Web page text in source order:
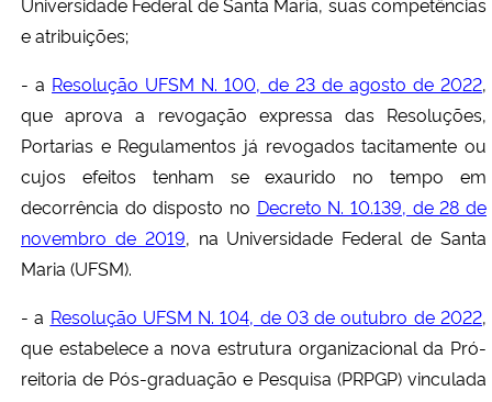
e atribuições;
- a Resolução UFSM N. 100, de 23 de agosto de 2022,
que aprova a revogação expressa das Resoluções,
Portarias e Regulamentos já revogados tacitamente ou
cujos efeitos tenham se exaurido no tempo em
decorrência do disposto no Decreto N. 10.139, de 28 de
novembro de 2019, na Universidade Federal de Santa
Maria (UFSM).
- a Resolução UFSM N. 104, de 03 de outubro de 2022,
que estabelece a nova estrutura organizacional da Pró-
reitoria de Pós-graduação e Pesquisa (PRPGP) vinculada